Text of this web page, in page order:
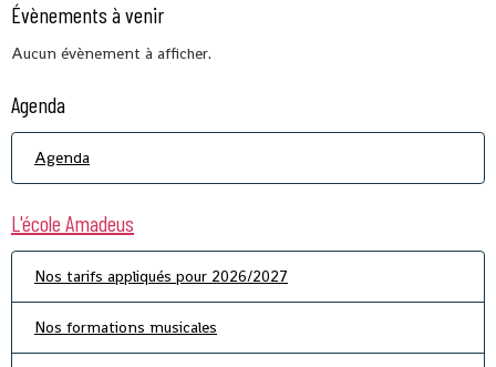
Évènements à venir
Aucun évènement à afficher.
Agenda
Agenda
L'école Amadeus
Nos tarifs appliqués pour 2026/2027
Nos formations musicales